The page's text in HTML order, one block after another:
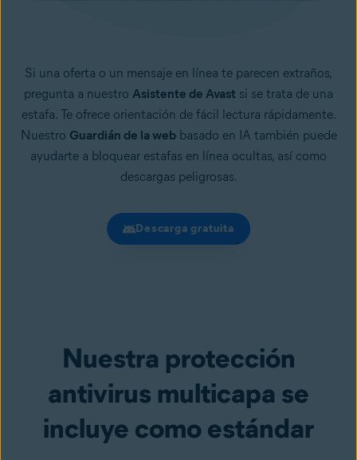
Si una oferta o un mensaje en línea te parecen extraños,
pregunta a nuestro Asistente de Avast si se trata de una
estafa. Te ofrece orientación de fácil lectura rápidamente.
Nuestro Guardián de la webbasado en IA también puede
ayudarte a bloquear estafas en línea ocultas, así como
descargas peligrosas.
Descarga gratuita
Nuestra protección
antivirus multicapa se
incluye como estándar